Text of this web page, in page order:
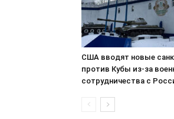
США вводят новые
против Кубы из-за
сотрудничества с